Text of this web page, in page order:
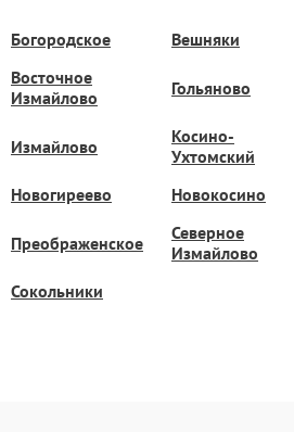
Богородское Вешняки
Восточное
Измайлово
Гольяново
Измайлово
Косино-
Ухтомский
Новогиреево Новокосино
Преображенское
Северное
Измайлово
Сокольники